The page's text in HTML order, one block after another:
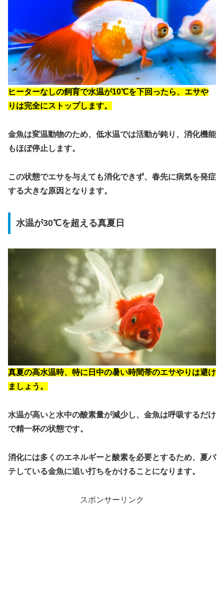
ヒーターなしの飼育で水温が10℃を下回ったら、エサや
りは完全にストップします。
金魚は変温動物のため、低水温では活動が鈍り、消化機能
もほぼ停止します。
この状態でエサを与えても消化できず、春先に病気を発症
する大きな原因となります。
水温が30℃を超える真夏日
真夏の高水温時、特に日中の暑い時間帯のエサやりは避け
ましょう。
水温が高いと水中の酸素量が減少し、金魚は呼吸するだけ
で精一杯の状態です。
消化には多くのエネルギーと酸素を必要とするため、夏バ
テしている金魚に追い打ちをかけることになります。
スポンサーリンク